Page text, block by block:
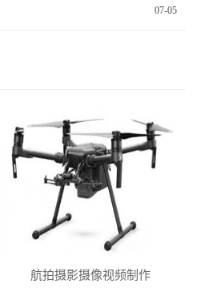
07-05
航拍摄影摄像视频制作